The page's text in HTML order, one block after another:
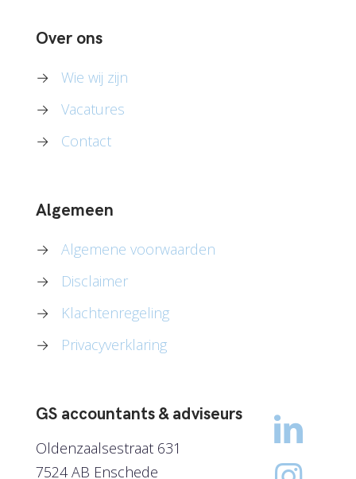
Over ons
→
Wie wij zijn
→
Vacatures
→
Contact
Algemeen
→
Algemene voorwaarden
→
Disclaimer
→
Klachtenregeling
→
Privacyverklaring
GS accountants & adviseurs
Oldenzaalsestraat 631
7524 AB Enschede